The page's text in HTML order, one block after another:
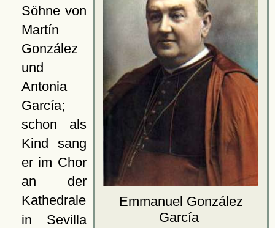
Emmanuel González
García
Söhne von
Martín
González
und
Antonia
García;
schon als
Kind sang
er im Chor
an der
Kathedrale
in Sevilla